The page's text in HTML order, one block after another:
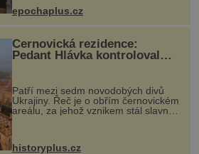
kultur...
epochaplus.cz
Černovická rezidence:
Pedant Hlávka kontroloval
Patří mezi sedm novodobých divů
Ukrajiny. Řeč je o obřím černovickém
areálu, za jehož vznikem stál slavný
český architekt Josef Hlávka. Ten si
na něm dal mimořádně záležet. Jeho
historyplus.cz